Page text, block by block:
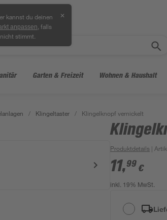
kannst du deinen
anpassen , falls
stimmt.
✕
Garten & Freizeit Wohnen & Haushalt
/ Klingeltaster / Klingelknopf vernickelt
Produktdetails |
11,99 €
inkl. 19% MwSt.